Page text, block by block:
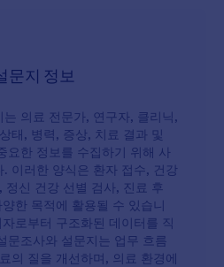
문지 정보
의료 전문가, 연구자, 클리닉,
태, 병력, 증상, 치료 결과 및
요한 정보를 수집하기 위해 사
이러한 양식은 환자 접수, 건강
정신 건강 선별 검사, 진료 후
한 목적에 활용될 수 있습니
로부터 구조화된 데이터를 직
문조사와 설문지는 업무 흐름
의 질을 개선하며, 의료 환경에